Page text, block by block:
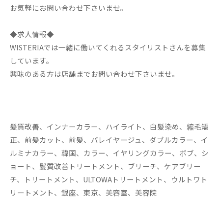
お気軽にお問い合わせ下さいませ。
◆求人情報◆
WISTERIAでは一緒に働いてくれるスタイリストさんを募集
しています。
興味のある方は店舗までお問い合わせ下さいませ。
髪質改善、インナーカラー、ハイライト、白髪染め、縮毛矯
正、前髪カット、前髪、バレイヤージュ、ダブルカラー、イ
ルミナカラー、韓国、カラー、イヤリングカラー、ボブ、シ
ョート、髪質改善トリートメント、ブリーチ、ケアブリー
チ、トリートメント、ULTOWAトリートメント、ウルトワト
リートメント、銀座、東京、美容室、美容院